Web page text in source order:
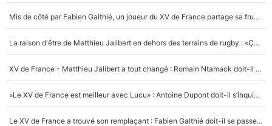
Mis de côté par Fabien Galthié, un joueur du XV de France partage sa frustration : «ils ne me l’ont pas dit tout de suite»
La raison d'être de Matthieu Jalibert en dehors des terrains de rugby : «Ça m'atteint autant que si tu touches à un membre de ma famille»
XV de France - Matthieu Jalibert a tout changé : Romain Ntamack doit-il s’inquiéter pour sa place à un an de la Coupe du monde ?
«Le XV de France est meilleur avec Lucu» : Antoine Dupont doit-il s’inquiéter pour sa place ?
Le XV de France a trouvé son remplaçant : Fabien Galthié doit-il se passer d'Antoine Dupont ?